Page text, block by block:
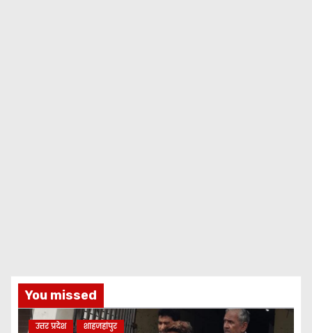
You missed
उत्तर प्रदेश शाहजहांपुर